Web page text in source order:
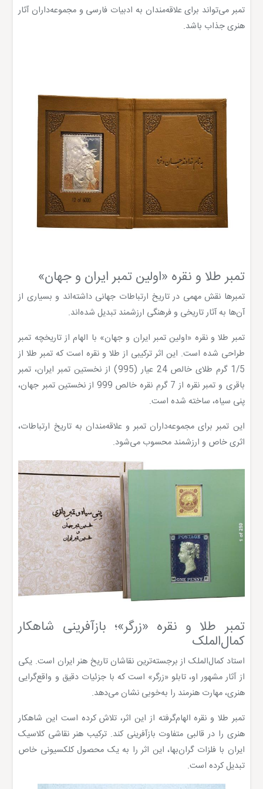
تمبر می‌تواند برای علاقه‌مندان به ادبیات فارسی و مجموعه‌داران آثار
هنری جذاب باشد.
تمبر طلا و نقره «اولین تمبر ایران و جهان»
تمبرها نقش مهمی در تاریخ ارتباطات جهانی داشته‌اند و بسیاری از
آن‌ها به آثار تاریخی و فرهنگی ارزشمند تبدیل شده‌اند.
تمبر طلا و نقره «اولین تمبر ایران و جهان» با الهام از تاریخچه تمبر
طراحی شده است. این اثر ترکیبی از طلا و نقره است که تمبر طلا از
1/5 گرم طلای خالص 24 عیار (995) از نخستین تمبر ایران، تمبر
باقری و تمبر نقره از 7 گرم نقره خالص 999 از نخستین تمبر جهان،
پنی سیاه، ساخته شده است.
این تمبر برای مجموعه‌داران تمبر و علاقه‌مندان به تاریخ ارتباطات،
اثری خاص و ارزشمند محسوب می‌شود.
تمبر طلا و نقره «زرگر»؛ بازآفرینی شاهکار
کمال‌الملک
استاد کمال‌الملک از برجسته‌ترین نقاشان تاریخ هنر ایران است. یکی
از آثار مشهور او، تابلو «زرگر» است که با جزئیات دقیق و واقع‌گرایی
هنری، مهارت هنرمند را به‌خوبی نشان می‌دهد.
تمبر طلا و نقره الهام‌گرفته از این اثر، تلاش کرده است این شاهکار
هنری را در قالبی متفاوت بازآفرینی کند. ترکیب هنر نقاشی کلاسیک
ایران با فلزات گران‌بها، این اثر را به یک محصول کلکسیونی خاص
تبدیل کرده است.